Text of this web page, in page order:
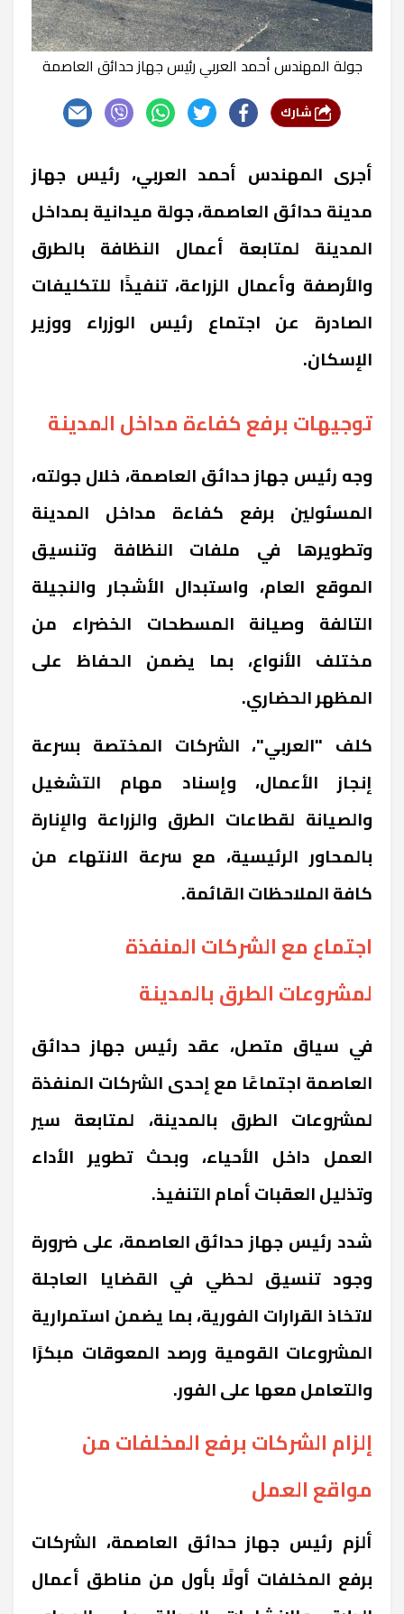
جولة المهندس أحمد العربي رئيس جهاز حدائق العاصمة
أجرى المهندس أحمد العربي، رئيس جهاز
مدينة حدائق العاصمة، جولة ميدانية بمداخل
المدينة لمتابعة أعمال النظافة بالطرق
والأرصفة وأعمال الزراعة، تنفيذًا للتكليفات
الصادرة عن اجتماع رئيس الوزراء ووزير
الإسكان.
توجيهات برفع كفاءة مداخل المدينة
وجه رئيس جهاز حدائق العاصمة، خلال جولته،
المسئولين برفع كفاءة مداخل المدينة
وتطويرها في ملفات النظافة وتنسيق
الموقع العام، واستبدال الأشجار والنجيلة
التالفة وصيانة المسطحات الخضراء من
مختلف الأنواع، بما يضمن الحفاظ على
المظهر الحضاري.
كلف "العربي"، الشركات المختصة بسرعة
إنجاز الأعمال، وإسناد مهام التشغيل
والصيانة لقطاعات الطرق والزراعة والإنارة
بالمحاور الرئيسية، مع سرعة الانتهاء من
كافة الملاحظات القائمة.
اجتماع مع الشركات المنفذة
لمشروعات الطرق بالمدينة
في سياق متصل، عقد رئيس جهاز حدائق
العاصمة اجتماعًا مع إحدى الشركات المنفذة
لمشروعات الطرق بالمدينة، لمتابعة سير
العمل داخل الأحياء، وبحث تطوير الأداء
وتذليل العقبات أمام التنفيذ.
شدد رئيس جهاز حدائق العاصمة، على ضرورة
وجود تنسيق لحظي في القضايا العاجلة
لاتخاذ القرارات الفورية، بما يضمن استمرارية
المشروعات القومية ورصد المعوقات مبكرًا
والتعامل معها على الفور.
إلزام الشركات برفع المخلفات من
مواقع العمل
ألزم رئيس جهاز حدائق العاصمة، الشركات
برفع المخلفات أولًا بأول من مناطق أعمال